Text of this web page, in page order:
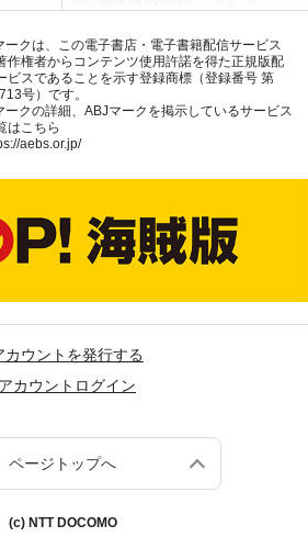
ークは、この電子書店・電子書籍配信サービス
作権者からコンテンツ使用許諾を得た正規版配
ビスであることを示す登録商標（登録番号 第
号）です。
ークの詳細、ABJマークを掲示しているサービス
はこちら
aebs.or.jp/
カウントを発行する
カウントログイン
ページトップへ
(c) NTT DOCOMO